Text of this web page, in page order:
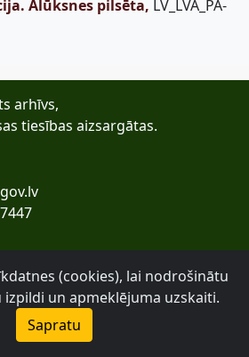
Alūksnes pilsēta, LV_LVA_PA-
arhīvs,
tiesības aizsargātas.
(cookies), lai nodrošinātu
izpildi un apmeklējuma uzskaiti.
Sapratu